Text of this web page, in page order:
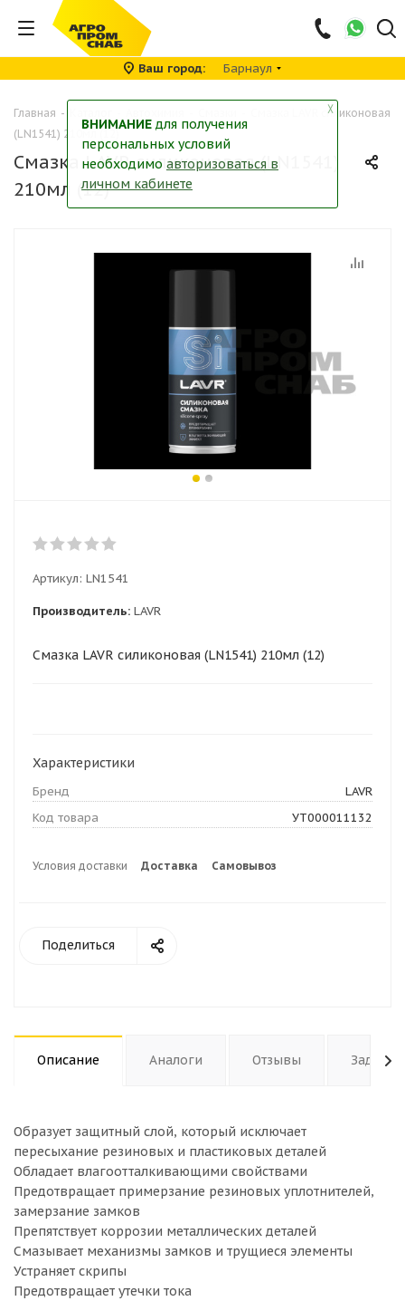
Ваш город Барнаул
Главная -
Смазка LAVR силиконовая
(LN1541) 210мл (12)
Смазка LAVR силиконовая (LN1541)
210мл (12)
Артикул: LN1541
Производитель: LAVR
Смазка LAVR силиконовая (LN1541) 210мл (12)
Характеристики
Бренд
LAVR
Код товара
УТ000011132
Условия доставки Доставка Самовывоз
Поделиться
Описание Аналоги Отзывы Задать
Образует защитный слой, который исключает
пересыхание резиновых и пластиковых деталей
Обладает влагоотталкивающими свойствами
Предотвращает примерзание резиновых уплотнителей,
замерзание замков
Препятствует коррозии металлических деталей
Смазывает механизмы замков и трущиеся элементы
Устраняет скрипы
Предотвращает утечки тока
╳
ВНИМАНИЕ для получения
персональных условий
необходимо авторизоваться в
личном кабинете